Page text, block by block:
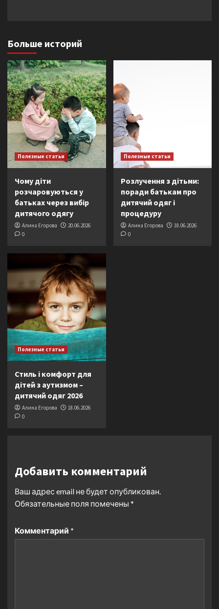
Больше историй
Полезные статьи
Чому діти
розчаровуються у
батьках через вибір
дитячого одягу
Алина Егорова
20.06.2026
0
Полезные статьи
Розлучення з дітьми:
поради батькам про
дитячий одяг і
процедуру
Алина Егорова
18.06.2026
0
Полезные статьи
Стиль і комфорт для
дітей з аутизмом –
дитячий одяг 2026
Алина Егорова
18.06.2026
0
Добавить комментарий
Ваш адрес email не будет опубликован.
Обязательные поля помечены *
Комментарий *